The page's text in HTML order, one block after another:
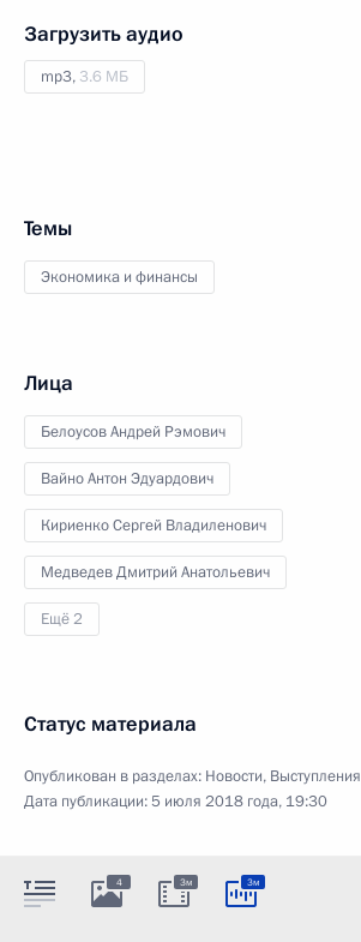
Загрузить аудио
mp3, 3.6 МБ
Темы
Экономика и финансы
Лица
Белоусов Андрей Рэмович
Вайно Антон Эдуардович
Кириенко Сергей Владиленович
Медведев Дмитрий Анатольевич
Ещё 2
Статус материала
Опубликован в разделах: Новости,
Дата публикации:5 июля 2018 года, 19:30
4 3м 3м